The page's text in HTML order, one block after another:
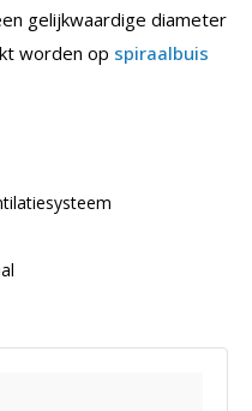
gelijkwaardige diameter
worden op spiraalbuis